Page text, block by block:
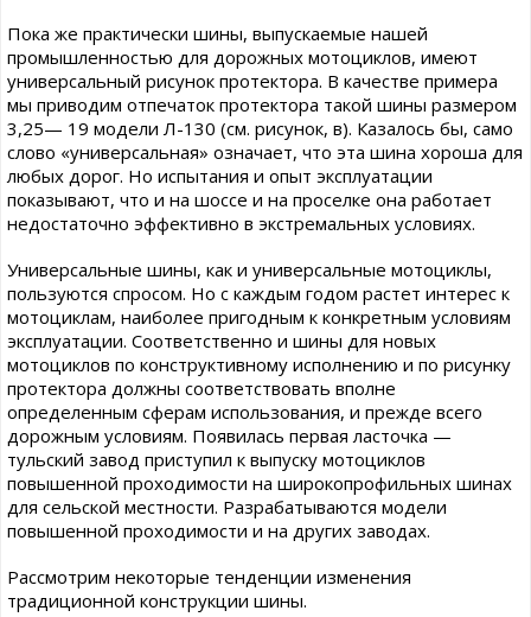
Пока же практически шины, выпускаемые нашей
промышленностью для дорожных мотоциклов, имеют
универсальный рисунок протектора. В качестве примера
мы приводим отпечаток протектора такой шины размером
3,25— 19 модели Л-130 (см. рисунок, в). Казалось бы, само
слово «универсальная» означает, что эта шина хороша для
любых дорог. Но испытания и опыт эксплуатации
показывают, что и на шоссе и на проселке она работает
недостаточно эффективно в экстремальных условиях.
Универсальные шины, как и универсальные мотоциклы,
пользуются спросом. Но с каждым годом растет интерес к
мотоциклам, наиболее пригодным к конкретным условиям
эксплуатации. Соответственно и шины для новых
мотоциклов по конструктивному исполнению и по рисунку
протектора должны соответствовать вполне
определенным сферам использования, и прежде всего
дорожным условиям. Появилась первая ласточка —
тульский завод приступил к выпуску мотоциклов
повышенной проходимости на широкопрофильных шинах
для сельской местности. Разрабатываются модели
повышенной проходимости и на других заводах.
Рассмотрим некоторые тенденции изменения
традиционной конструкции шины.